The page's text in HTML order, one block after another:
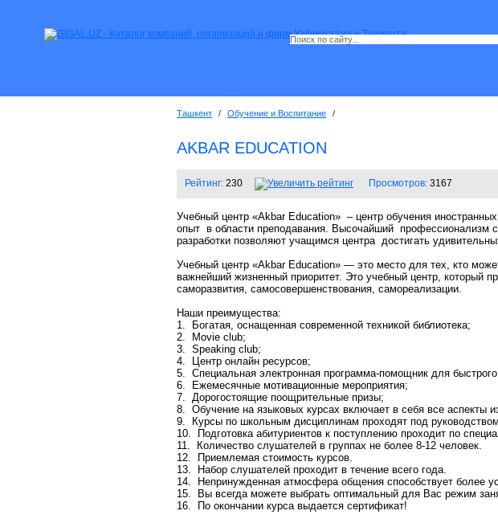
Ташкент / Обучение и Воспитание /
AKBAR EDUCATION
Рейтинг: 230 Просмотров: 3167
Учебный центр «Akbar Education» – центр обучения
опыт в области преподавания. Высочайший профессионализм
разработки позволяют учащимся центра достигать
Учебный центр «Akbar Education» — это место для тех, кто
важнейший жизненный приоритет. Это учебный центр, который
саморазвития, самосовершенствования, самореализации.
Наши преимущества:
1. Богатая, оснащенная современной техникой библиотека;
2. Movie club;
3. Speaking club;
4. Центр онлайн ресурсов;
5. Специальная электронная программа-помощник для
6. Ежемесячные мотивационные мероприятия;
7. Дорогостоящие поощрительные призы;
8. Обучение на языковых курсах включает в себя все аспекты
9. Курсы по школьным дисциплинам проходят под
10. Подготовка абитуриентов к поступлению проходит по
11. Количество слушателей в группах не более 8-12 человек.
12. Приемлемая стоимость курсов.
13. Набор слушателей проходит в течение всего года.
14. Непринужденная атмосфера общения способствует более
15. Вы всегда можете выбрать оптимальный для Вас режим
16. По окончании курса выдается сертификат!